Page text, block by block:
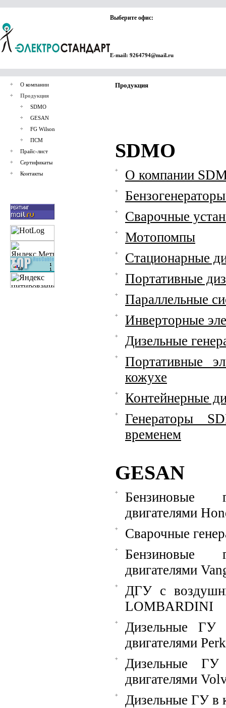
Выберите офис:
E-mail: 9264794@mail.ru
О компании
Продукция
SDMO
GESAN
FG Wilson
ПСМ
Прайс-лист
Сертификаты
Контакты
Продукция
SDMO
О компании
Сварочные
Мотопомпы
Стационарные
Портативные
Параллельные
Инверторные
Дизельные
Портативные
кожухе
Контейнерные
Генераторы
временем
GESAN
Бензиновые
двигателями
Сварочные
Бензиновые
двигателями
ДГУ с
LOMBARDINI
Дизельные ГУ
двигателями
Дизельные ГУ
двигателями
Дизельные ГУ в